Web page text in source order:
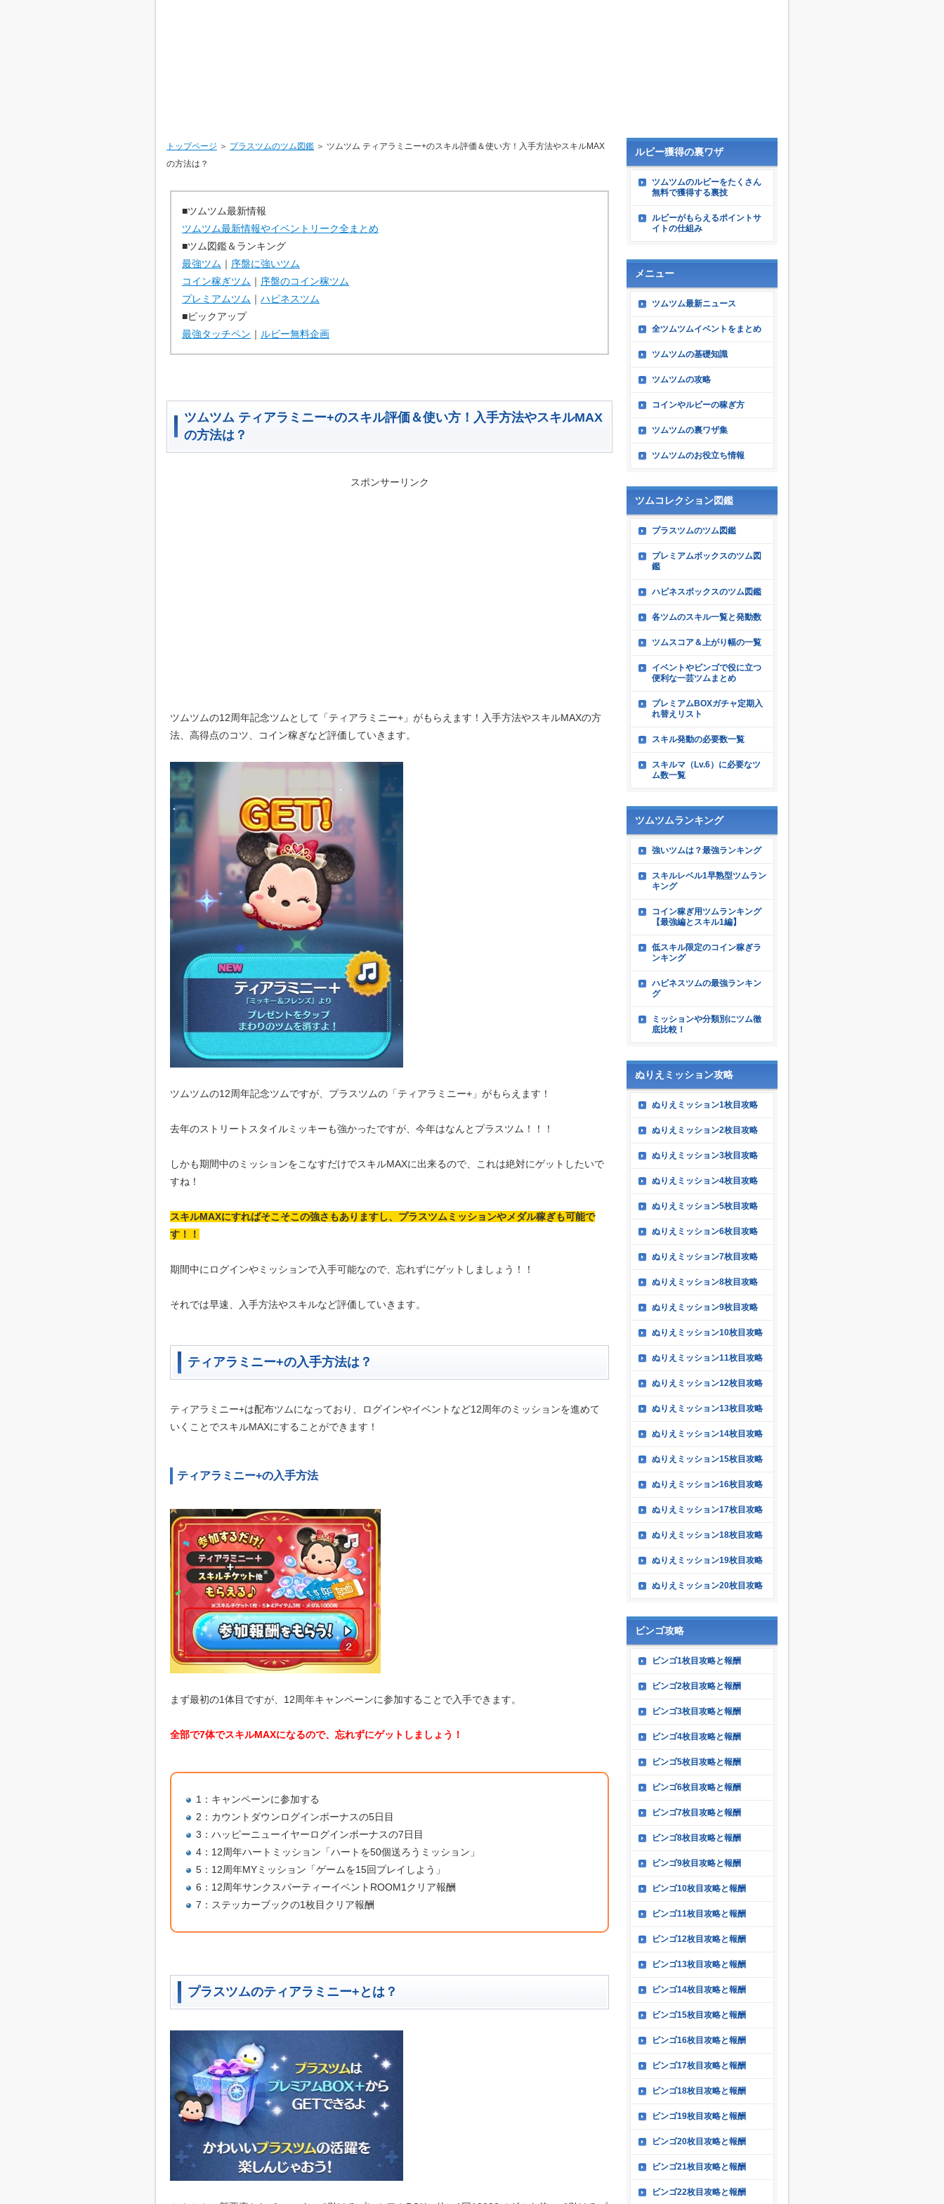
トップページ ＞ プラスツムのツム図鑑 ＞ ツムツム ティアラミニー+のスキル評価＆使い方！入手方法やスキルMAX
の方法は？
■ツムツム最新情報
ツムツム最新情報やイベントリーク全まとめ
■ツム図鑑＆ランキング
最強ツム ｜ 序盤に強いツム
コイン稼ぎツム ｜ 序盤のコイン稼ツム
プレミアムツム ｜ ハピネスツム
■ピックアップ
最強タッチペン ｜ ルビー無料企画
ツムツム ティアラミニー+のスキル評価＆使い方！入手方法やスキルMAX
の方法は？
スポンサーリンク
ツムツムの12周年記念ツムとして「ティアラミニー+」がもらえます！入手方法やスキルMAXの方
法、高得点のコツ、コイン稼ぎなど評価していきます。
ツムツムの12周年記念ツムですが、プラスツムの「ティアラミニー+」がもらえます！
去年のストリートスタイルミッキーも強かったですが、今年はなんとプラスツム！！！
しかも期間中のミッションをこなすだけでスキルMAXに出来るので、これは絶対にゲットしたいで
すね！
スキルMAXにすればそこそこの強さもありますし、プラスツムミッションやメダル稼ぎも可能で
す！！
期間中にログインやミッションで入手可能なので、忘れずにゲットしましょう！！
それでは早速、入手方法やスキルなど評価していきます。
ティアラミニー+の入手方法は？
ティアラミニー+は配布ツムになっており、ログインやイベントなど12周年のミッションを進めて
いくことでスキルMAXにすることができます！
ティアラミニー+の入手方法
まず最初の1体目ですが、12周年キャンペーンに参加することで入手できます。
全部で7体でスキルMAXになるので、忘れずにゲットしましょう！
1：キャンペーンに参加する
2：カウントダウンログインボーナスの5日目
3：ハッピーニューイヤーログインボーナスの7日目
4：12周年ハートミッション「ハートを50個送ろうミッション」
5：12周年MYミッション「ゲームを15回プレイしよう」
6：12周年サンクスパーティーイベントROOM1クリア報酬
7：ステッカーブックの1枚目クリア報酬
プラスツムのティアラミニー+とは？
ルビー獲得の裏ワザ
ツムツムのルビーをたくさん
無料で獲得する裏技
ルビーがもらえるポイントサ
イトの仕組み
メニュー
ツムツム最新ニュース
全ツムツムイベントをまとめ
ツムツムの基礎知識
ツムツムの攻略
コインやルビーの稼ぎ方
ツムツムの裏ワザ集
ツムツムのお役立ち情報
ツムコレクション図鑑
プラスツムのツム図鑑
プレミアムボックスのツム図
鑑
ハピネスボックスのツム図鑑
各ツムのスキル一覧と発動数
ツムスコア＆上がり幅の一覧
イベントやビンゴで役に立つ
便利な一芸ツムまとめ
プレミアムBOXガチャ定期入
れ替えリスト
スキル発動の必要数一覧
スキルマ（Lv.6）に必要なツ
ム数一覧
ツムツムランキング
強いツムは？最強ランキング
スキルレベル1早熟型ツムラン
キング
コイン稼ぎ用ツムランキング
【最強編とスキル1編】
低スキル限定のコイン稼ぎラ
ンキング
ハピネスツムの最強ランキン
グ
ミッションや分類別にツム徹
底比較！
ぬりえミッション攻略
ぬりえミッション1枚目攻略
ぬりえミッション2枚目攻略
ぬりえミッション3枚目攻略
ぬりえミッション4枚目攻略
ぬりえミッション5枚目攻略
ぬりえミッション6枚目攻略
ぬりえミッション7枚目攻略
ぬりえミッション8枚目攻略
ぬりえミッション9枚目攻略
ぬりえミッション10枚目攻略
ぬりえミッション11枚目攻略
ぬりえミッション12枚目攻略
ぬりえミッション13枚目攻略
ぬりえミッション14枚目攻略
ぬりえミッション15枚目攻略
ぬりえミッション16枚目攻略
ぬりえミッション17枚目攻略
ぬりえミッション18枚目攻略
ぬりえミッション19枚目攻略
ぬりえミッション20枚目攻略
ビンゴ攻略
ビンゴ1枚目攻略と報酬
ビンゴ2枚目攻略と報酬
ビンゴ3枚目攻略と報酬
ビンゴ4枚目攻略と報酬
ビンゴ5枚目攻略と報酬
ビンゴ6枚目攻略と報酬
ビンゴ7枚目攻略と報酬
ビンゴ8枚目攻略と報酬
ビンゴ9枚目攻略と報酬
ビンゴ10枚目攻略と報酬
ビンゴ11枚目攻略と報酬
ビンゴ12枚目攻略と報酬
ビンゴ13枚目攻略と報酬
ビンゴ14枚目攻略と報酬
ビンゴ15枚目攻略と報酬
ビンゴ16枚目攻略と報酬
ビンゴ17枚目攻略と報酬
ビンゴ18枚目攻略と報酬
ビンゴ19枚目攻略と報酬
ビンゴ20枚目攻略と報酬
ビンゴ21枚目攻略と報酬
ビンゴ22枚目攻略と報酬